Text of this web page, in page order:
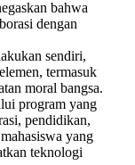
bahwa
dengan
sendiri,
termasuk
moral bangsa.
program yang
pendidikan,
yang
teknologi